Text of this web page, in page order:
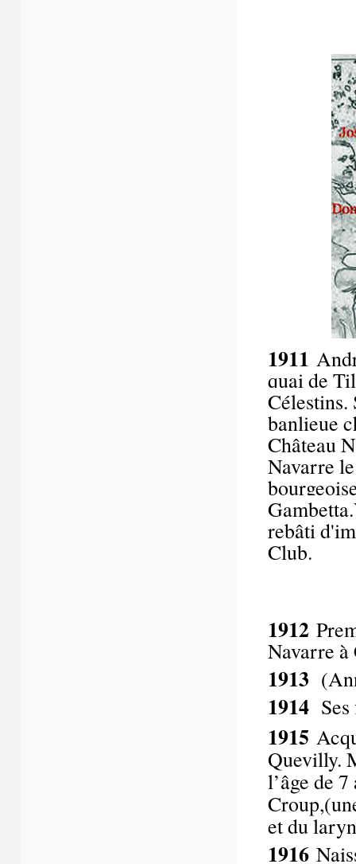
1911
quai de
Célestins.
banlieue
Château
Navarre
rebâti
Club.
1912
Navarre
1913
1914
1915
Quevilly.
l’âge de
et du
1916